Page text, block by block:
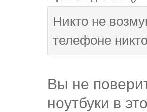
Никто не
телефоне
Вы не
ноутбуки в